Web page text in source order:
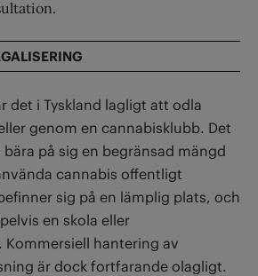
det i Tyskland lagligt att odla
genom en cannabisklubb. Det
på sig en begränsad mängd
cannabis offentligt
sig på en lämplig plats, och
en skola eller
hantering av
är dock fortfarande olagligt.